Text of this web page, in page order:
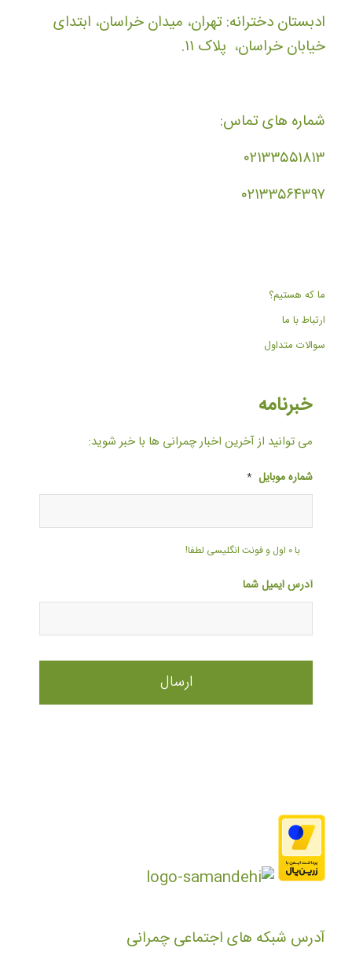
ادبستان دخترانه: تهران، میدان خراسان، ابتدای
خیابان خراسان، پلاک ۱۱.
شماره های تماس:
۰۲۱۳۳۵۵۱۸۱۳
۰۲۱۳۳۵۶۴۳۹۷
ما که هستیم؟
ارتباط با ما
سوالات متداول
خبرنامه
می توانید از آخرین اخبار چمرانی ها با خبر شوید:
شماره موبایل *
با ۰ اول و فونت انگلیسی لطفا!
آدرس ایمیل شما
آدرس شبکه های اجتماعی چمرانی